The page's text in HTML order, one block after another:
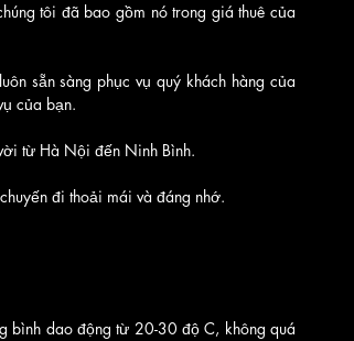
tôi đã bao gồm nó trong giá thuê của
sẵn sàng phục vụ quý khách hàng của
của bạn.
từ Hà Nội đến Ninh Bình.
đi thoải mái và đáng nhớ.
bình dao động từ 20-30 độ C, không quá